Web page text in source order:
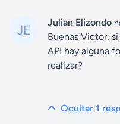
Julian Elizondo
Buenas Victor,
API hay alguna
realizar?
Ocultar 1